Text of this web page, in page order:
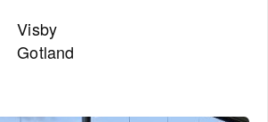
Visby
Gotland